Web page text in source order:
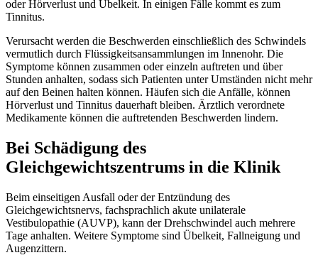
oder Hörverlust und Übelkeit. In einigen Fälle kommt es zum
Tinnitus.
Verursacht werden die Beschwerden einschließlich des Schwindels
vermutlich durch Flüssigkeitsansammlungen im Innenohr. Die
Symptome können zusammen oder einzeln auftreten und über
Stunden anhalten, sodass sich Patienten unter Umständen nicht mehr
auf den Beinen halten können. Häufen sich die Anfälle, können
Hörverlust und Tinnitus dauerhaft bleiben. Ärztlich verordnete
Medikamente können die auftretenden Beschwerden lindern.
Bei Schädigung des
Gleichgewichtszentrums in die Klinik
Beim einseitigen Ausfall oder der Entzündung des
Gleichgewichtsnervs, fachsprachlich akute unilaterale
Vestibulopathie (AUVP), kann der Drehschwindel auch mehrere
Tage anhalten. Weitere Symptome sind Übelkeit, Fallneigung und
Augenzittern.